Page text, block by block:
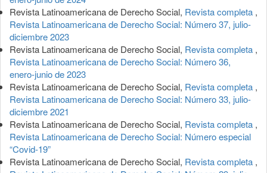
Revista Latinoamericana de Derecho Social, Revista completa ,
Revista Latinoamericana de Derecho Social: Número 37, julio-
diciembre 2023
Revista Latinoamericana de Derecho Social, Revista completa ,
Revista Latinoamericana de Derecho Social: Número 36,
enero-junio de 2023
Revista Latinoamericana de Derecho Social, Revista completa ,
Revista Latinoamericana de Derecho Social: Número 33, julio-
diciembre 2021
Revista Latinoamericana de Derecho Social, Revista completa ,
Revista Latinoamericana de Derecho Social: Número especial
“Covid-19”
Revista Latinoamericana de Derecho Social, Revista completa ,